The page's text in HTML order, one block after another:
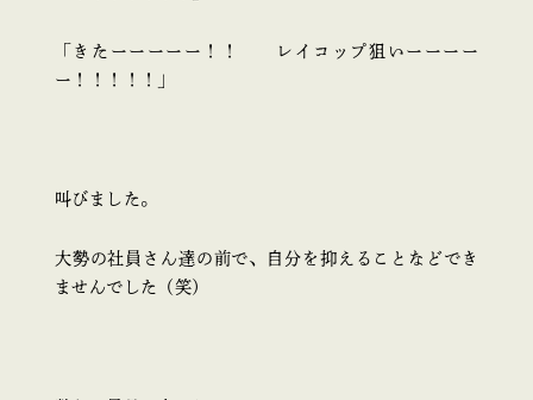
「きたーーーーー！！ レイコップ狙いーーーー
ー！！！！！」
叫びました。
大勢の社員さん達の前で、自分を抑えることなどでき
ませんでした（笑）